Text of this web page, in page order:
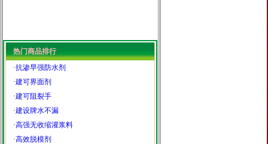
热门商品排行
·抗渗早强防水剂
·建可界面剂
·建可阻裂手
·建设牌水不漏
·高强无收缩灌浆料
·高效脱模剂